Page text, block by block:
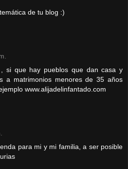
de tu blog :)
si que hay pueblos que dan casa y
a matrimonios menores de 35 años
www.alijadelinfantado.com
para mi y mi familia, a ser posible